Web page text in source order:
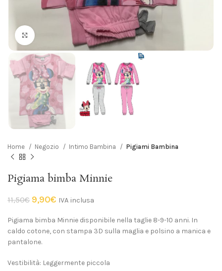
Click to enlarge
Home Negozio Intimo Bambina Pigiami Bambina
Pigiama bimba Minnie
11,50€ 9,90€ IVA inclusa
Pigiama bimba Minnie disponibile nella taglie 8-9-10 anni. In
caldo cotone, con stampa 3D sulla maglia e polsino a manica e
pantalone.
Vestibilità: Leggermente piccola